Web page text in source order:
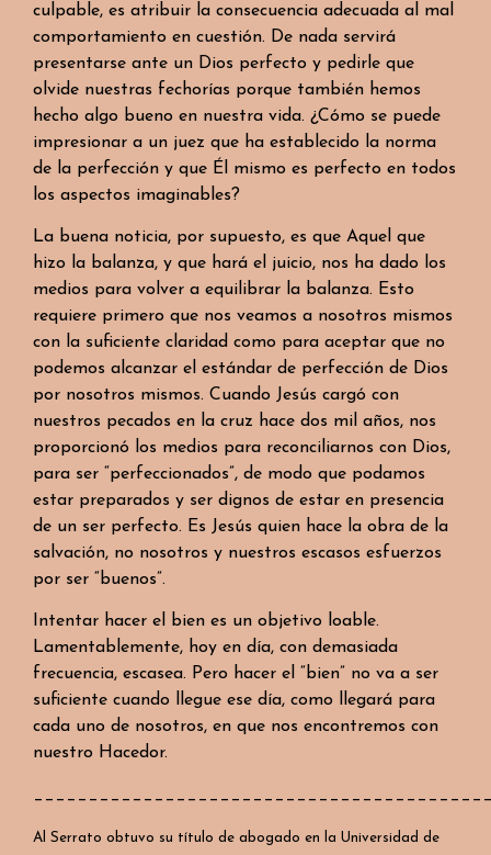
culpable, es atribuir la consecuencia adecuada al mal
comportamiento en cuestión. De nada servirá
presentarse ante un Dios perfecto y pedirle que
olvide nuestras fechorías porque también hemos
hecho algo bueno en nuestra vida. ¿Cómo se puede
impresionar a un juez que ha establecido la norma
de la perfección y que Él mismo es perfecto en todos
los aspectos imaginables?
La buena noticia, por supuesto, es que Aquel que
hizo la balanza, y que hará el juicio, nos ha dado los
medios para volver a equilibrar la balanza. Esto
requiere primero que nos veamos a nosotros mismos
con la suficiente claridad como para aceptar que no
podemos alcanzar el estándar de perfección de Dios
por nosotros mismos. Cuando Jesús cargó con
nuestros pecados en la cruz hace dos mil años, nos
proporcionó los medios para reconciliarnos con Dios,
para ser “perfeccionados”, de modo que podamos
estar preparados y ser dignos de estar en presencia
de un ser perfecto. Es Jesús quien hace la obra de la
salvación, no nosotros y nuestros escasos esfuerzos
por ser “buenos”.
Intentar hacer el bien es un objetivo loable.
Lamentablemente, hoy en día, con demasiada
frecuencia, escasea. Pero hacer el “bien” no va a ser
suficiente cuando llegue ese día, como llegará para
cada uno de nosotros, en que nos encontremos con
nuestro Hacedor.
Al Serrato obtuvo su título de abogado en la Universidad de